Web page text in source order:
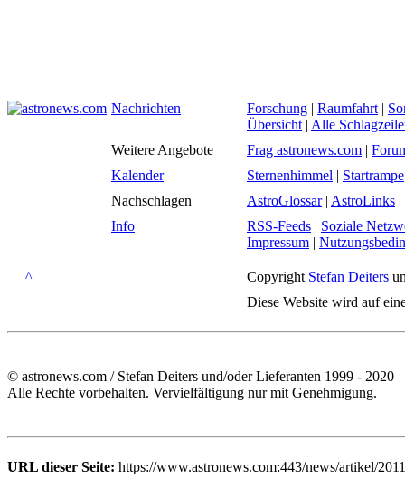
Nachrichten Forschung | Raumfahrt |
Übersicht | Alle
Weitere Angebote
Frag astronews.com |
Kalender
Sternenhimmel | Startrampe
Nachschlagen
AstroGlossar| AstroLinks
Info
RSS-Feeds | Soziale
Impressum |
^ Copyright Stefan Deiters
Diese Website wird auf
© astronews.com / Stefan Deiters und/oder Lieferanten 1999 - 2020
Alle Rechte vorbehalten. Vervielfältigung nur mit Genehmigung.
URL dieser Seite: https://www.astronews.com:443/news/artikel/